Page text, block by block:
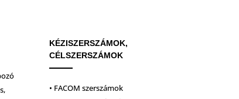
KÉZISZERSZÁMOK,
CÉLSZERSZÁMOK
• FACOM szerszámok